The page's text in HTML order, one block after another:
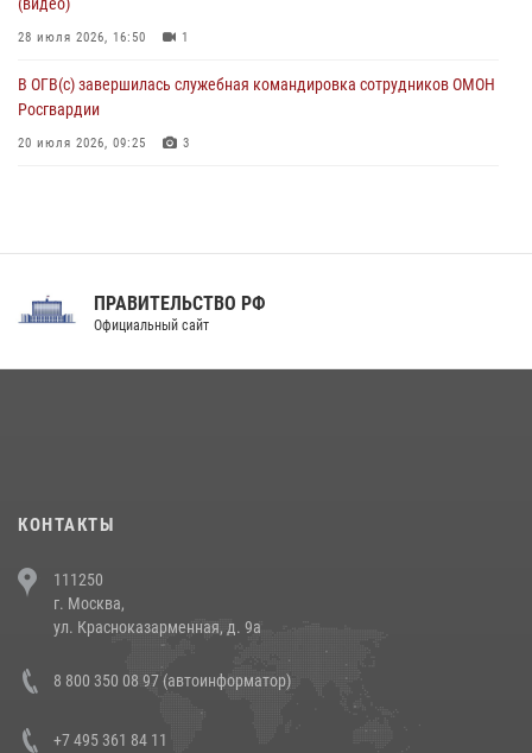
28 июля 2026, 16:50 1
В ОГВ(с) завершилась служебная командировка сотрудников ОМОН
Росгвардии
20 июля 2026, 09:25 3
Праздник «Один день с Росгвардией» к 105-летию Центрального
напавших на бригаду скорой помощи (видео)
14 июля 2026, 12:20
В Росгвардии прошла военно-научная конференция по обобщению
боевого опыта
ПРАВИТЕЛЬСТВО РФ
Официальный сайт
КОНТАКТЫ
111250
г. Москва,
ул. Красноказарменная, д. 9а
8 800 350 08 97 (автоинформатор)
+7 495 361 84 11